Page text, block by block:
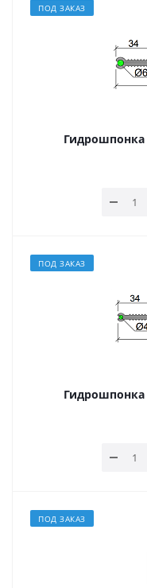
ПОД ЗАКАЗ
Гидрошпонка
ПОД ЗАКАЗ
Гидрошпонка
ПОД ЗАКАЗ